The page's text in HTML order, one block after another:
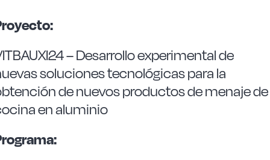
– Desarrollo experimental de
soluciones tecnológicas para la
de nuevos productos de menaje de
en aluminio